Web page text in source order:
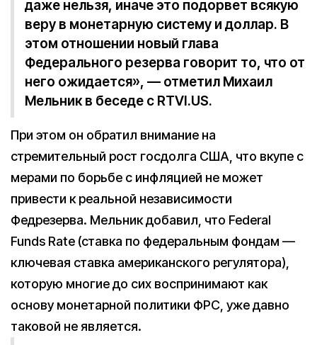
даже нельзя, иначе это подорвет всякую
веру в монетарную систему и доллар. В
этом отношении новый глава
Федерального резерва говорит то, что от
него ожидается», — отметил Михаил
Мельник в беседе с RTVI.US.
При этом он обратил внимание на
стремительный рост госдолга США, что вкупе с
мерами по борьбе с инфляцией не может
привести к реальной независимости
Федрезерва. Мельник добавил, что Federal
Funds Rate (ставка по федеральным фондам —
ключевая ставка американского регулятора),
которую многие до сих воспринимают как
основу монетарной политики ФРС, уже давно
таковой не является.